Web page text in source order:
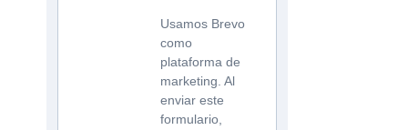
Usamos Brevo
como
plataforma de
marketing. Al
enviar este
formulario,